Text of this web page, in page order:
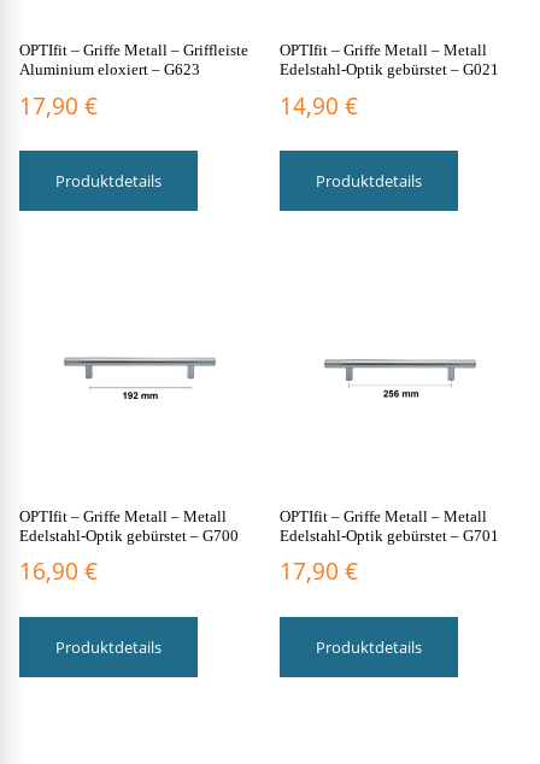
OPTIfit – Griffe Metall – Griffleiste
Aluminium eloxiert – G623
17,90 €
Produktdetails
OPTIfit – Griffe Metall – Metall
Edelstahl-Optik gebürstet – G021
14,90€
Produktdetails
OPTIfit – Griffe Metall – Metall
Edelstahl-Optik gebürstet – G700
16,90 €
Produktdetails
OPTIfit – Griffe Metall – Metall
Edelstahl-Optik gebürstet – G701
17,90€
Produktdetails